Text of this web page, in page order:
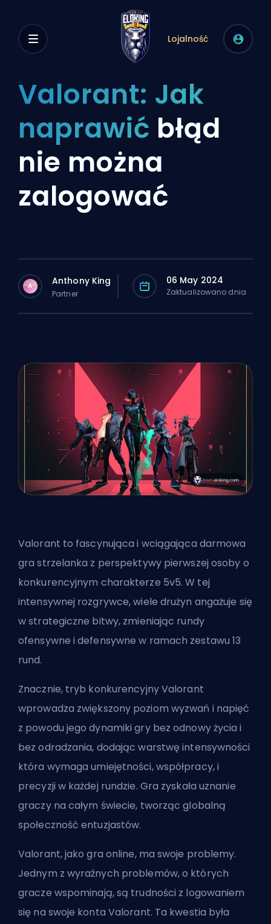
Lojalność
Valorant: Jak
naprawić błąd
nie można
zalogować
A Anthony King
Partner
06 May 2024
Zaktualizowano dnia
Valorant to fascynująca i wciągająca darmowa
gra strzelanka z perspektywy pierwszej osoby o
konkurencyjnym charakterze 5v5. W tej
intensywnej rozgrywce, wiele drużyn angażuje się
w strategiczne bitwy, zmieniając rundy
ofensywne i defensywne w ramach zestawu 13
rund.
Znacznie, tryb konkurencyjny Valorant
wprowadza zwiększony poziom wyzwań i napięć
z powodu jego dynamiki gry bez odnowy życia i
bez odradzania, dodając warstwę intensywności
która wymaga umiejętności,współpracy, i
precyzji w każdej rundzie. Gra zyskała uznanie
graczy na całym świecie, tworzącglobalną
społeczność entuzjastów.
Valorant, jako gra online, ma swoje problemy.
Jednym z wyraźnych problemów, o których
gracze wspominają, są trudności z logowaniem
się na swoje konta Valorant. Ta kwestia była